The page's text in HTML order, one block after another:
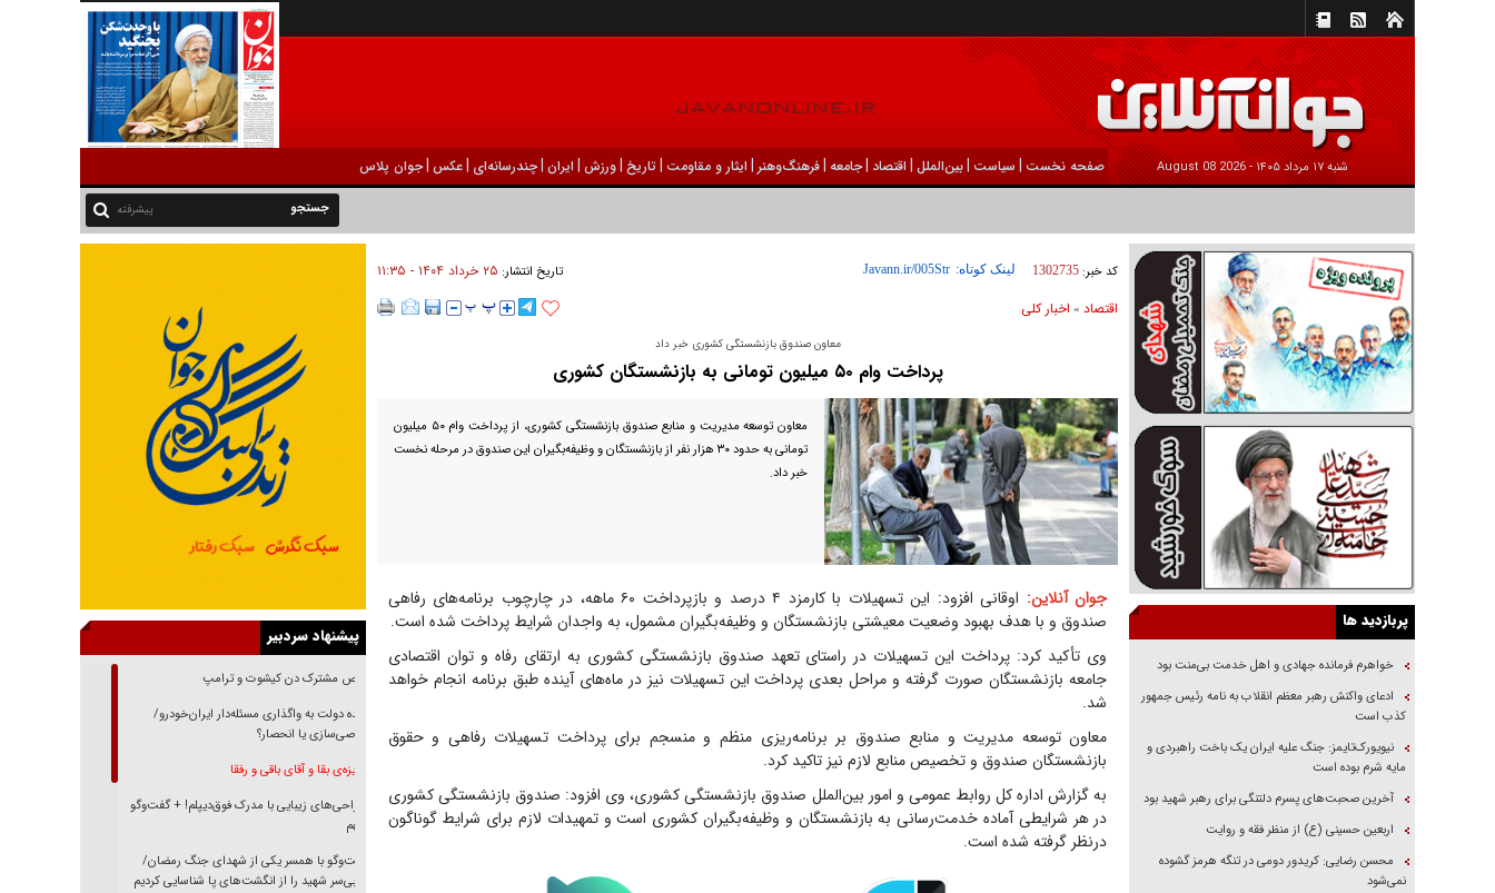
شنبه ۱۷ مرداد ۱۴۰۵ - 2026 August 08 صفحه نخست | سیاست |بين‌الملل | اقتصاد |جامعه |فرهنگ‌و‌هنر | ایثار و مقاومت |تاریخ |ورزش | ايران |چندرسانه‌ای |عکس |جوان پلاس
پیشرفته
کد خبر: 1302735 لینک کوتاه: تاریخ انتشار: ۲۵ خرداد ۱۴۰۴ - ۱۱:۳۵
اقتصاد» اخبار کلی
معاون صندوق بازنشستگی کشوری خبر داد
پرداخت وام ۵۰ میلیون تومانی به بازنشستگان کشوری
معاون توسعه مدیریت و منابع صندوق بازنشستگی کشوری، از پرداخت وام ۵۰ میلیون
تومانی به حدود ۳۰ هزار نفر از بازنشستگان و وظیفه‌بگیران این صندوق در مرحله نخست
خبر داد.
جوان آنلاین:
اوقانی افزود: این تسهیلات با کارمزد ۴ درصد و بازپرداخت ۶۰ ماهه، در چارچوب برنامه‌های رفاهی
صندوق و با هدف بهبود وضعیت معیشتی بازنشستگان و وظیفه‌بگیران مشمول، به واجدان شرایط پرداخت شده است.
وی تأکید کرد: پرداخت این تسهیلات در راستای تعهد صندوق بازنشستگی کشوری به ارتقای رفاه و توان اقتصادی
جامعه بازنشستگان صورت گرفته و مراحل بعدی پرداخت این تسهیلات نیز در ماه‌های آینده طبق برنامه انجام خواهد
شد.
معاون توسعه مدیریت و منابع صندوق بر برنامه‌ریزی منظم و منسجم برای پرداخت تسهیلات رفاهی و حقوق
بازنشستگان صندوق و تخصیص منابع لازم نیز تاکید کرد.
به گزارش اداره کل روابط عمومی و امور بین‌الملل صندوق بازنشستگی کشوری، وی افزود: صندوق بازنشستگی کشوری
در هر شرایطی آماده خدمت‌رسانی به بازنشستگان و وظیفه‌بگیران کشوری است و تمهیدات لازم برای شرایط گوناگون
درنظر گرفته شده است.
پربازدید ها
خواهرم فرمانده جهادی و اهل خدمت بی‌منت بود
ادعای واکنش رهبر معظم انقلاب به نامه رئیس جمهور
کذب است
نیویورک‌تایمز: جنگ علیه ایران یک باخت راهبردی و
مایه شرم بوده است
آخرین صحبت‌های پسرم دلتنگی برای رهبر شهید بود
اربعین حسینی (ع) از منظر فقه و روایت
محسن رضایی: کریدور دومی در تنگه هرمز گشوده
نمی‌شود
پیشنهاد سردبیر
رقص مشترک دن کیشوت و ترامپ
دنده دولت به واگذاری مسئله‌دار ایران‌خودرو/
خصوصی‌سازی یا انحصار؟
غریزه‌ی بقا و آقای باقی و رفقا
جراحی‌های زیبایی با مدرک فوق‌دیپلم! + گفت‌وگو
با متهم
گفت‌وگو با همسر یکی از شهدای جنگ رمضان/
پیکر بی‌سر شهید را از انگشت‌های پا شناسایی کردیم